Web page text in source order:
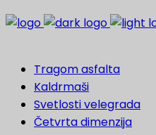
Tragom asfalta
Kaldrmaši
Svetlosti velegrada
Četvrta dimenzija